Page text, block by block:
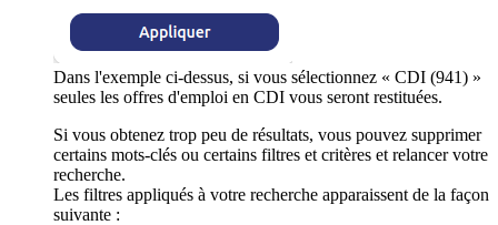
Dans l'exemple ci-dessus, si vous sélectionnez « CDI (941) »
seules les offres d'emploi en CDI vous seront restituées.
Si vous obtenez trop peu de résultats, vous pouvez supprimer
certains mots-clés ou certains filtres et critères et relancer votre
recherche.
Les filtres appliqués à votre recherche apparaissent de la façon
suivante :